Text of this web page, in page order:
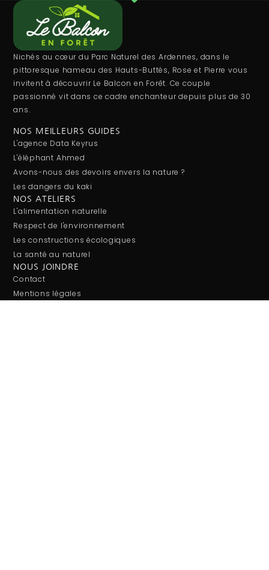
Nichés au cœur du Parc Naturel des Ardennes, dans le
pittoresque hameau des Hauts-Buttés, Rose et Pierre vous
invitent à découvrir Le Balcon en Forêt. Ce couple
passionné vit dans ce cadre enchanteur depuis plus de 30
ans.
NOS MEILLEURS GUIDES
L'agence Data Keyrus
L'éléphant Ahmed
Avons-nous des devoirs envers la nature ?
Les dangers du kaki
NOS ATELIERS
L'alimentation naturelle
Respect de l'environnement
Les constructions écologiques
La santé au naturel
NOUS JOINDRE
Contact
Mentions légales